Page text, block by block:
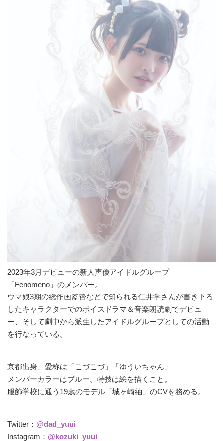
2023年3月デビューの新人声優アイドルグループ
「Fenomeno」のメンバー。
ウマ娘3期の総作画監督などで知られる仁井学さんが書き下ろ
したキャラクターでのボイスドラマ＆音楽朗読劇でデビュ
ー、そして劇中から派生したアイドルグループとしての活動
を行なっている。
京都出身、愛称は「こづこづ」「ゆういちゃん」
メンバーカラーはブルー。特技は絵を描くこと。
服飾学校に通う19歳のモデル「城ヶ崎紬」のCVを務める。
Twitter： @dad_yuui
Instagram： @kozuki_yuui